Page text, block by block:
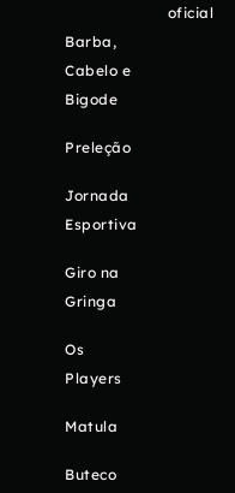
Barba,
Cabelo e
Bigode
Preleção
Jornada
Esportiva
Giro na
Gringa
Os
Players
Matula
Buteco
oficial